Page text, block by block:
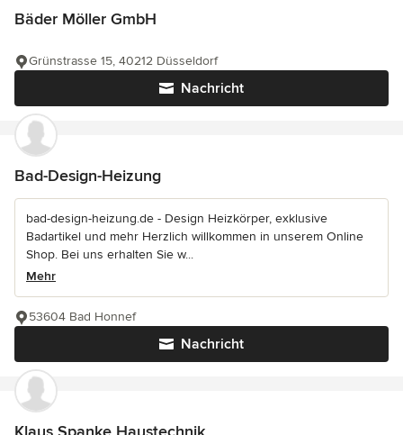
Bäder Möller GmbH
Nachricht
Grünstrasse 15, 40212 Düsseldorf
Bad-Design-Heizung
bad-design-heizung.de - Design Heizkörper, exklusive
Badartikel und mehr Herzlich willkommen in unserem Online
Shop. Bei uns erhalten Sie w...
Mehr
Nachricht
53604 Bad Honnef